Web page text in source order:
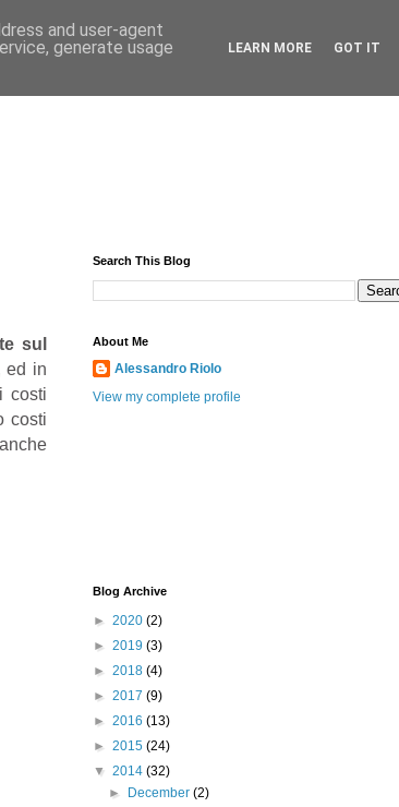
sul
ed in
costi
costi
Search This Blog
About Me
Alessandro Riolo
View my complete profile
Blog Archive
► 2020 (2)
► 2019 (3)
► 2018 (4)
► 2017 (9)
► 2016 (13)
► 2015 (24)
▼ 2014 (32)
►
December(2)
and user-agent
generate usage
LEARN MORE GOT IT